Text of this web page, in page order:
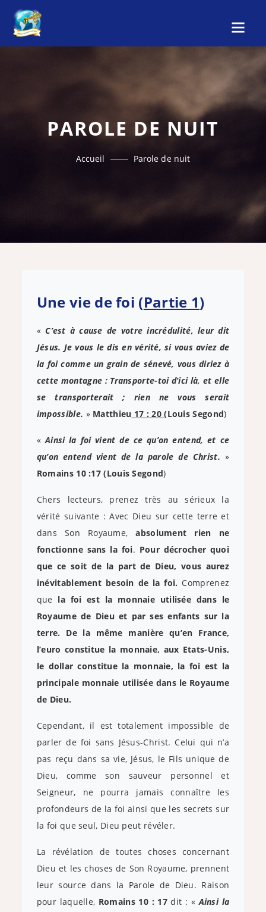
PAROLE DE NUIT
Accueil Parole de nuit
Une vie de foi (Partie 1)
« C’est à cause de votre incrédulité, leur dit
Jésus. Je vous le dis en vérité, si vous aviez de
la foi comme un grain de sénevé, vous diriez à
cette montagne : Transporte-toi d’ici là, et elle
se transporterait ; rien ne vous serait
impossible. » Matthieu 17 : 20(Louis Segond)
«Ainsi la foi vient de ce qu’on entend, et ce
qu’on entend vient de la parole de Christ. »
Romains 10 :17 (Louis Segond)
Chers lecteurs, prenez très au sérieux la
vérité suivante : Avec Dieu sur cette terre et
dans Son Royaume,absolument rien ne
fonctionne sans la foi. Pour décrocher quoi
que ce soit de la part de Dieu, vous aurez
inévitablement besoin de la foi. Comprenez
que la foi est la monnaie utilisée dans le
Royaume de Dieu et par ses enfants sur la
terre. De la même manière qu’en France,
l’euro constitue la monnaie, aux Etats-Unis,
le dollar constitue la monnaie, la foi est la
principale monnaie utilisée dans le Royaume
de Dieu.
Cependant, il est totalement impossible de
parler de foi sans Jésus-Christ. Celui qui n’a
pas reçu dans sa vie, Jésus, le Fils unique de
Dieu, comme son sauveur personnel et
Seigneur, ne pourra jamais connaître les
profondeurs de la foi ainsi que les secrets sur
la foi que seul, Dieu peut révéler.
La révélation de toutes choses concernant
Dieu et les choses de Son Royaume, prennent
leur source dans la Parole de Dieu. Raison
pour laquelle, Romains 10 : 17dit : «Ainsi la